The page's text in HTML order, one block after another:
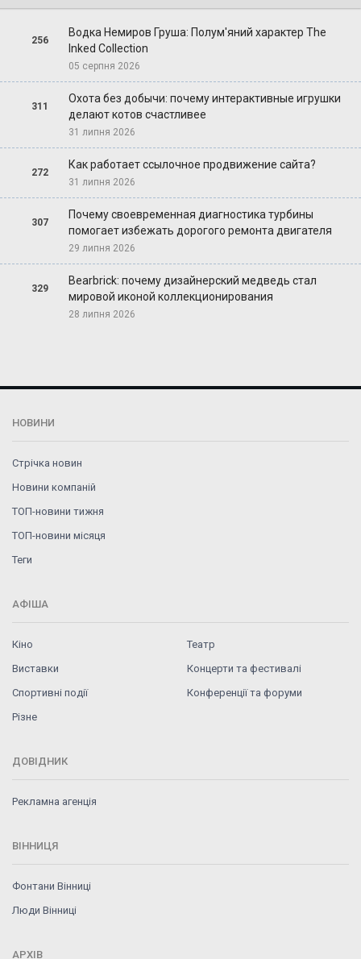
256
Водка Немиров Груша: Полум'яний характер The
Inked Collection
05 серпня 2026
311
Охота без добычи: почему интерактивные игрушки
делают котов счастливее
31 липня 2026
272
Как работает ссылочное продвижение сайта?
31 липня 2026
307
Почему своевременная диагностика турбины
помогает избежать дорогого ремонта двигателя
29 липня 2026
329
Bearbrick: почему дизайнерский медведь стал
мировой иконой коллекционирования
28 липня 2026
НОВИНИ
Стрічка новин
Новини компаній
ТОП-новини тижня
ТОП-новини місяця
Теги
АФІША
Кіно
Театр
Виставки
Концерти та фестивалі
Спортивні події
Конференції та форуми
Різне
ДОВІДНИК
Рекламна агенція
ВІННИЦЯ
Фонтани Вінниці
Люди Вінниці
АРХІВ